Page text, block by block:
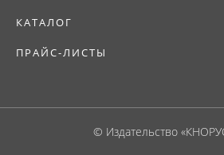
КАТАЛОГ
ПРАЙС-ЛИСТЫ
© Издательство